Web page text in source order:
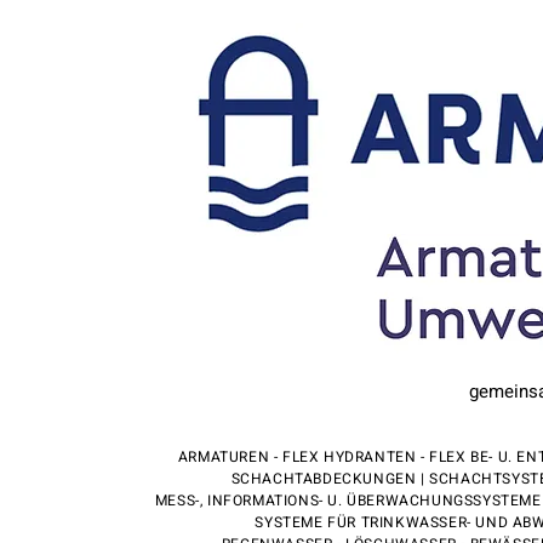
ARMATUREN - FLEX HYDRANTEN - FLEX BE- U.
SCHACHTABDECKUNGEN |
MESS-, INFORMATIONS- U.
SYSTEME FÜR TRINKWASSER- UND